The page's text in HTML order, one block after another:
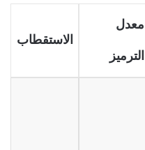
معدل
الترميز
الاستقطاب